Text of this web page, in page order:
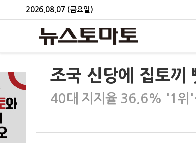
2026.08.07 (금요일)
조국 신당에 집토
40대 지지율 36.6% '1위